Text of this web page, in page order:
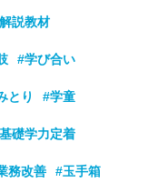
説教材
#学び合い
とり #学童
礎学力定着
務改善 #玉手箱